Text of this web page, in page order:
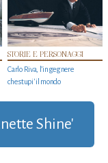
STORIE E PERSONAGGI
Carlo Riva, l’ingegnere
che stupi' il mondo
Shine'